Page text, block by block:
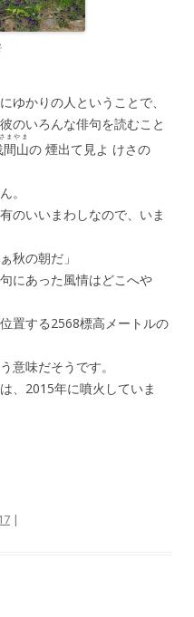
ゆかりの人ということで、
のいろんな俳句を読むこと
間山
まやま
の 煙出て見よ けさの
。
のいいまわしなので、いま
秋の朝だ」
にあった風情はどこへや
置する2568標高メートルの
意味だそうです。
、2015年に噴火していま
|